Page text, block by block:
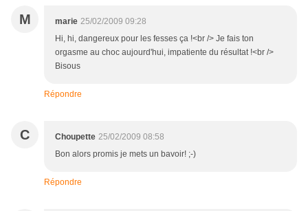
M marie 25/02/2009 09:28
Hi, hi, dangereux pour les fesses ça !<br /> Je fais ton
orgasme au choc aujourd'hui, impatiente du résultat !<br />
Bisous
Répondre
C Choupette 25/02/2009 08:58
Bon alors promis je mets un bavoir! ;-)
Répondre